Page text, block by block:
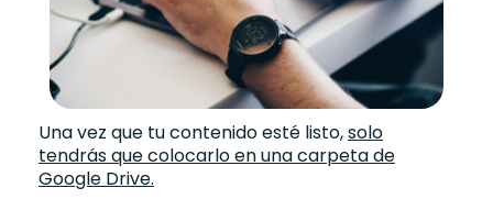
Una vez que tu contenido esté listo,solo
tendrás que colocarlo en una carpeta de
Google Drive.